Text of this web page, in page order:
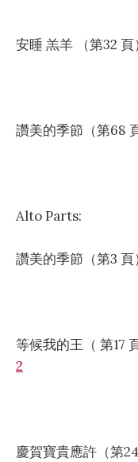
安睡 羔羊 （第32
讚美的季節（第68
Alto Parts:
讚美的季節（第3
等候我的王（ 第17
2
慶賀寶貴應許（第